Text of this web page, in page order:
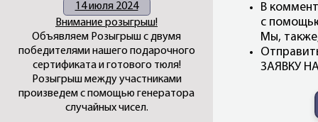
В
с
Мы,
ЗАЯВКУ
14 июля 2024
Внимание розыгрыш!
Объявляем Розыгрыш с двумя
победителями нашего подарочного
сертификата и готового тюля!
Розыгрыш между участниками
произведем с помощью генератора
случайных чисел.